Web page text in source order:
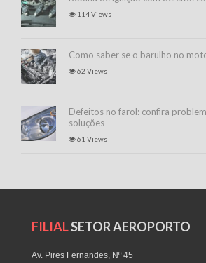
114 Views
Como saber se o barulho no
62 Views
Defeitos no farol: confira
soluções
61 Views
FILIALSETOR AEROPORTO
Av. Pires Fernandes, Nº 45